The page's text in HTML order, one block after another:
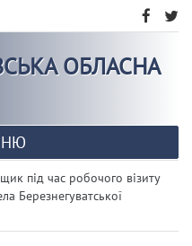
ОБЛАСНА
під час робочого візиту
Березнегуватської